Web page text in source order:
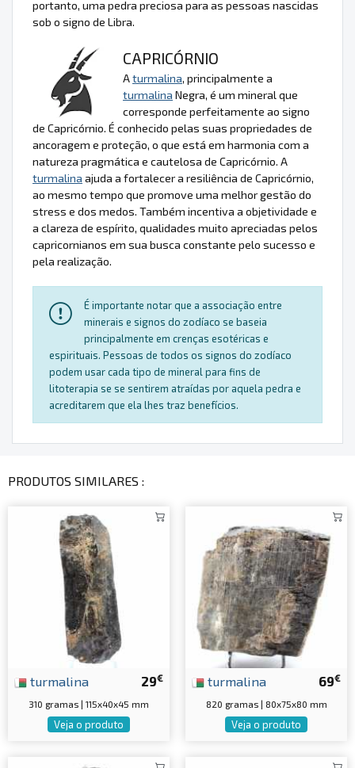
portanto, uma pedra preciosa para as pessoas nascidas
sob o signo de Libra.
CAPRICÓRNIO
Aturmalina, principalmente a
turmalina Negra, é um mineral que
corresponde perfeitamente ao signo
de Capricórnio. É conhecido pelas suas propriedades de
ancoragem e proteção, o que está em harmonia com a
natureza pragmática e cautelosa de Capricórnio. A
turmalina ajuda a fortalecer a resiliência de Capricórnio,
ao mesmo tempo que promove uma melhor gestão do
stress e dos medos. Também incentiva a objetividade e
a clareza de espírito, qualidades muito apreciadas pelos
capricornianos em sua busca constante pelo sucesso e
pela realização.
É importante notar que a associação entre
minerais e signos do zodíaco se baseia
principalmente em crenças esotéricas e
espirituais. Pessoas de todos os signos do zodíaco
podem usar cada tipo de mineral para fins de
litoterapia se se sentirem atraídas por aquela pedra e
acreditarem que ela lhes traz benefícios.
PRODUTOS SIMILARES :
29€
turmalina
310 gramas | 115x40x45 mm
Veja o produto
69€
turmalina
820 gramas | 80x75x80 mm
Veja o produto